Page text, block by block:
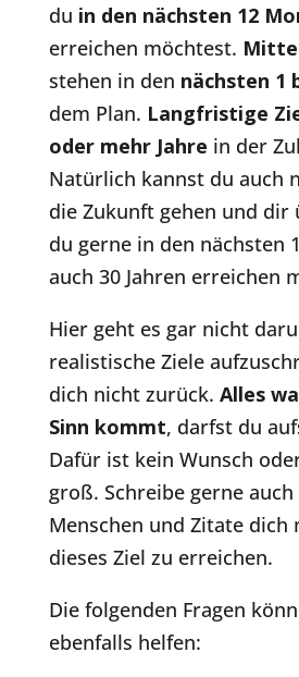
du in den nächsten 12
erreichen möchtest.
stehen in den nächsten 1
dem Plan. Langfristige
oder mehr Jahre in der
Natürlich kannst du auch
die Zukunft gehen und dir
du gerne in den nächsten
auch 30 Jahren erreichen
Hier geht es gar nicht
realistische Ziele
dich nicht zurück. Alles
Sinn kommt, darfst du
Dafür ist kein Wunsch
groß. Schreibe gerne
Menschen und Zitate dich
dieses Ziel zu erreichen.
Die folgenden Fragen
ebenfalls helfen: